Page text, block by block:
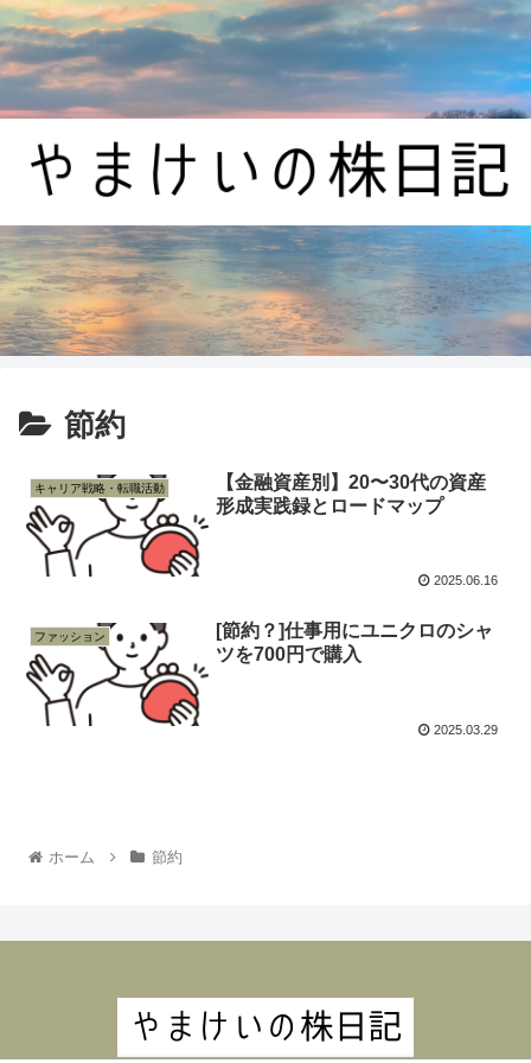
節約
キャリア戦略・転職活動
【金融資産別】20〜30代の資産
形成実践録とロードマップ
2025.06.16
ファッション
[節約？]仕事用にユニクロのシャ
ツを700円で購入
2025.03.29
ホーム 節約